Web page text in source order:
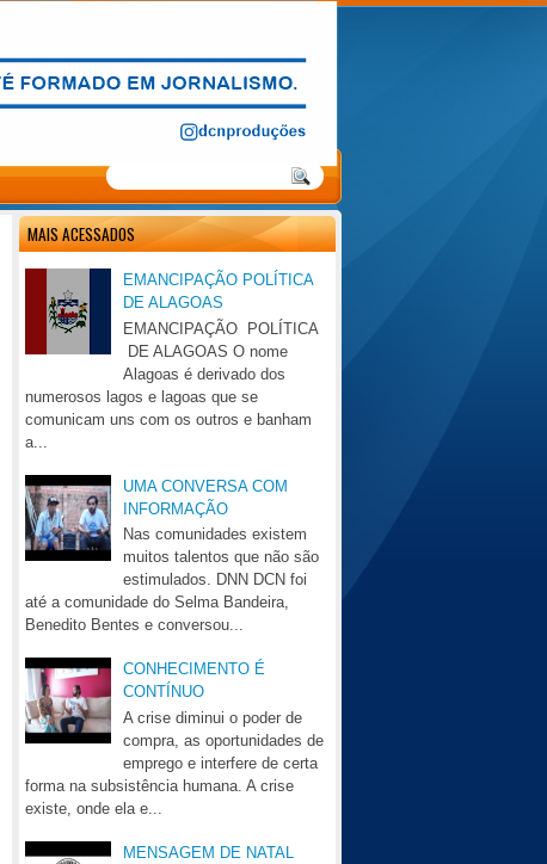
MAIS ACESSADOS
EMANCIPAÇÃO POLÍTICA
DE ALAGOAS
EMANCIPAÇÃO POLÍTICA
DE ALAGOAS O nome
Alagoas é derivado dos
numerosos lagos e lagoas que se
comunicam uns com os outros e banham
a...
UMA CONVERSA COM
INFORMAÇÃO
Nas comunidades existem
muitos talentos que não são
estimulados. DNN DCN foi
até a comunidade do Selma Bandeira,
Benedito Bentes e conversou...
CONHECIMENTO É
CONTÍNUO
A crise diminui o poder de
compra, as oportunidades de
emprego e interfere de certa
forma na subsistência humana. A crise
existe, onde ela e...
MENSAGEM DE NATAL